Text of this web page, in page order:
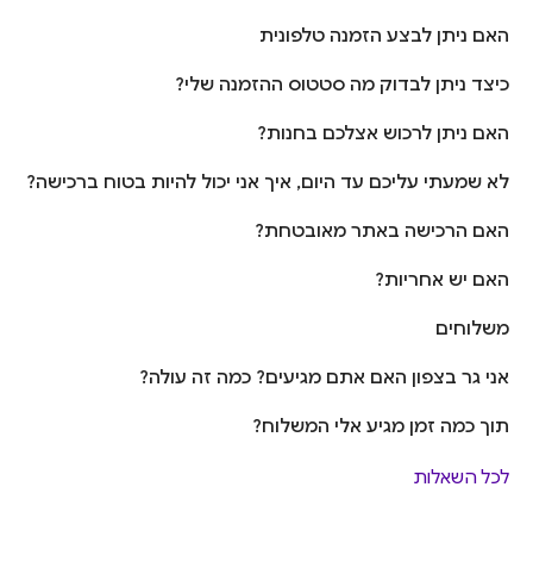
האם ניתן לבצע הזמנה טלפונית
כיצד ניתן לבדוק מה סטטוס ההזמנה שלי?
האם ניתן לרכוש אצלכם בחנות?
לא שמעתי עליכם עד היום, איך אני יכול להיות בטוח ברכישה?
האם הרכישה באתר מאובטחת?
האם יש אחריות?
משלוחים
אני גר בצפון האם אתם מגיעים? כמה זה עולה?
תוך כמה זמן מגיע אלי המשלוח?
לכל השאלות